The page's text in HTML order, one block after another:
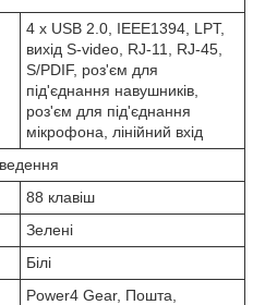
4 x USB 2.0, IEEE1394, LPT,
вихід S-video, RJ-11, RJ-45,
S/PDIF, роз'єм для
під'єднання навушників,
роз'єм для під'єднання
мікрофона, лінійний вхід
88 клавіш
Зелені
Білі
Power4 Gear, Пошта,